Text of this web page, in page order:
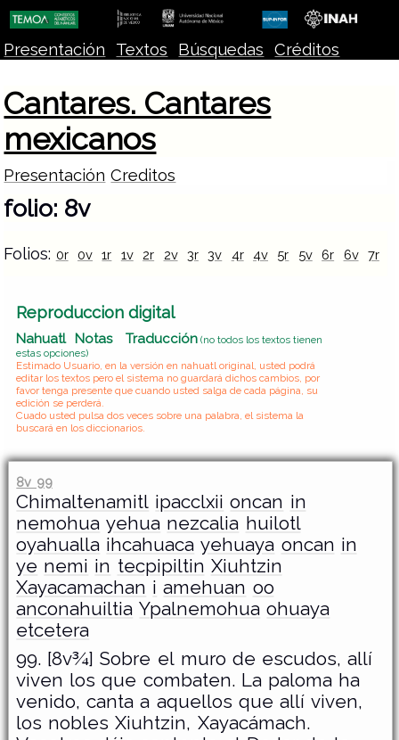
Presentación Textos Búsquedas Créditos
Cantares. Cantares
mexicanos
Presentación Creditos
folio: 8v
Folios: 0r 0v 1r 1v 2r 2v 3r 3v 4r 4v 5r 5v 6r 6v 7r
Reproduccion digital
Nahuatl Notas Traducción(no todos los textos tienen
estas opciones)
Estimado Usuario, en la versión en nahuatl original, usted podrá
editar los textos pero el sistema no guardará dichos cambios, por
favor tenga presente que cuando usted salga de cada página, su
edición se perderá.
Cuado usted pulsa dos veces sobre una palabra, el sistema la
buscará en los diccionarios.
8v 99
Chimaltenamitl ipacclxii oncan in
nemohua yehua nezcalia huilotl
oyahualla ihcahuaca yehuaya oncan in
ye nemi in tecpipiltin Xiuhtzin
Xayacamachan i amehuan oo
anconahuiltia Ypalnemohua ohuaya
etcetera
99. [8v¾] Sobre el muro de escudos, allí
viven los que combaten. La paloma ha
venido, canta a aquellos que allí viven,
los nobles Xiuhtzin, Xayacámach.